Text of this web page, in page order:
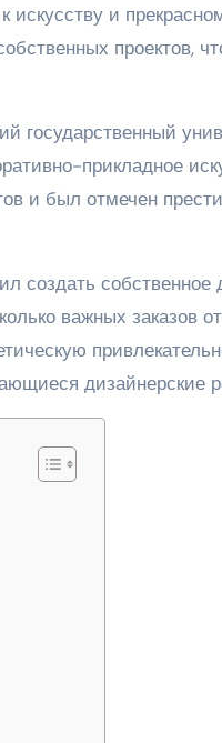
искусству и
проектов,
государственный
прикладное
и был отмечен
собственное
важных заказов
дизайнерские